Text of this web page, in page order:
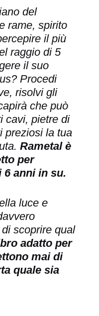
del
rame, spirito
il più
raggio di 5
il suo
Procedi
risolvi gli
che può
cavi, pietre di
preziosi la tua
Rametal è
per
anni in su.
luce e
scoprire qual
adatto per
mai di
quale sia